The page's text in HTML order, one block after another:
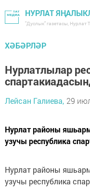
НУРЛАТ
"Дуслык" газетасы, Нурлат
ХӘБӘРЛӘР
Нурлатлылар
Лейсан Галиева, 29
Нурлат районы
узучы республика
Нурлат районы
узучы республика